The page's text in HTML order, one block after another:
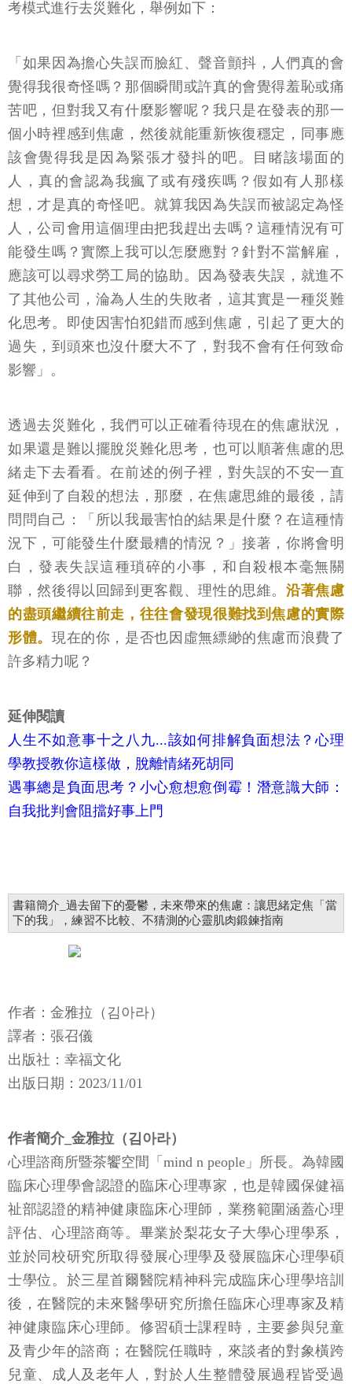
考模式進行去災難化，舉例如下：
「如果因為擔心失誤而臉紅、聲音顫抖，人們真的會
覺得我很奇怪嗎？那個瞬間或許真的會覺得羞恥或痛
苦吧，但對我又有什麼影響呢？我只是在發表的那一
個小時裡感到焦慮，然後就能重新恢復穩定，同事應
該會覺得我是因為緊張才發抖的吧。目睹該場面的
人，真的會認為我瘋了或有殘疾嗎？假如有人那樣
想，才是真的奇怪吧。就算我因為失誤而被認定為怪
人，公司會用這個理由把我趕出去嗎？這種情況有可
能發生嗎？實際上我可以怎麼應對？針對不當解雇，
應該可以尋求勞工局的協助。因為發表失誤，就進不
了其他公司，淪為人生的失敗者，這其實是一種災難
化思考。即使因害怕犯錯而感到焦慮，引起了更大的
過失，到頭來也沒什麼大不了，對我不會有任何致命
影響」。
透過去災難化，我們可以正確看待現在的焦慮狀況，
如果還是難以擺脫災難化思考，也可以順著焦慮的思
緒走下去看看。在前述的例子裡，對失誤的不安一直
延伸到了自殺的想法，那麼，在焦慮思維的最後，請
問問自己：「所以我最害怕的結果是什麼？在這種情
況下，可能發生什麼最糟的情況？」接著，你將會明
白，發表失誤這種瑣碎的小事，和自殺根本毫無關
聯，然後得以回歸到更客觀、理性的思維。沿著焦慮
的盡頭繼續往前走，往往會發現很難找到焦慮的實際
形體。 現在的你，是否也因虛無縹緲的焦慮而浪費了
許多精力呢？
延伸閱讀
人生不如意事十之八九...該如何排解負面想法？心理
學教授教你這樣做，脫離情緒死胡同
遇事總是負面思考？小心愈想愈倒霉！潛意識大師：
自我批判會阻擋好事上門
書籍簡介_過去留下的憂鬱，未來帶來的焦慮：讓思緒定焦「當
下的我」，練習不比較、不猜測的心靈肌肉鍛鍊指南
作者：金雅拉（김아라）
譯者：張召儀
出版社：幸福文化
​​出版日期：2023/11/01
作者簡介_金雅拉（김아라）
心理諮商所暨茶饗空間「mind n people」所長。為韓國
臨床心理學會認證的臨床心理專家，也是韓國保健福
祉部認證的精神健康臨床心理師，業務範圍涵蓋心理
評估、心理諮商等。畢業於梨花女子大學心理學系，
並於同校研究所取得發展心理學及發展臨床心理學碩
士學位。於三星首爾醫院精神科完成臨床心理學培訓
後，在醫院的未來醫學研究所擔任臨床心理專家及精
神健康臨床心理師。修習碩士課程時，主要參與兒童
及青少年的諮商；在醫院任職時，來談者的對象橫跨
兒童、成人及老年人，對於人生整體發展過程皆受過